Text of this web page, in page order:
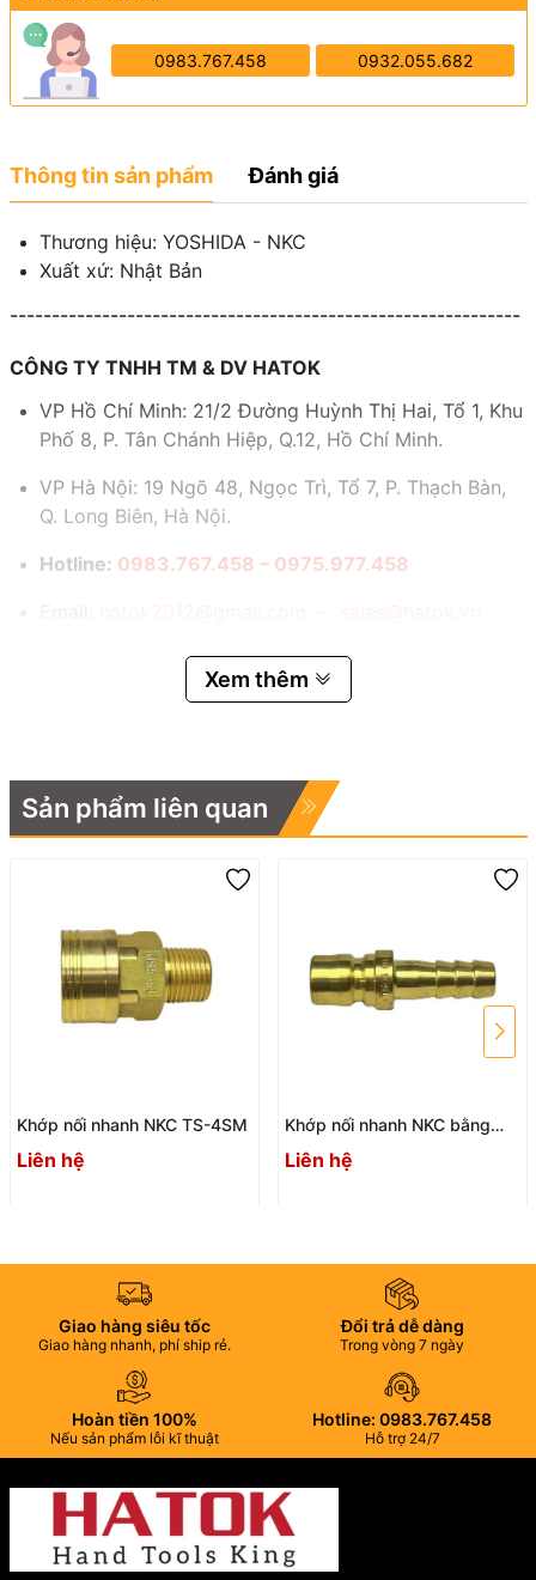
0983.767.458 0932.055.682
Thông tin sản phẩm Đánh giá
Thương hiệu: YOSHIDA - NKC
Xuất xứ: Nhật Bản
-------------------------------------------------------------
CÔNG TY TNHH TM & DV HATOK
VP Hồ Chí Minh: 21/2 Đường Huỳnh Thị Hai, Tổ 1, Khu
Phố 8, P. Tân Chánh Hiệp, Q.12, Hồ Chí Minh.
VP Hà Nội: 19 Ngõ 48, Ngọc Trì, Tổ 7, P. Thạch Bàn,
Q. Long Biên, Hà Nội.
Hotline: 0983.767.458 – 0975.977.458
Xem thêm
Sản phẩm liên quan
Khớp nối nhanh NKC TS-4SM
Liên hệ
Khớp nối nhanh NKC bằng
đồng TS-4PH
Liên hệ
Giao hàng siêu tốc
Giao hàng nhanh, phí ship rẻ.
Đổi trả dễ dàng
Trong vòng 7 ngày
Hoàn tiền 100%
Nếu sản phẩm lỗi kĩ thuật
Hotline: 0983.767.458
Hỗ trợ 24/7